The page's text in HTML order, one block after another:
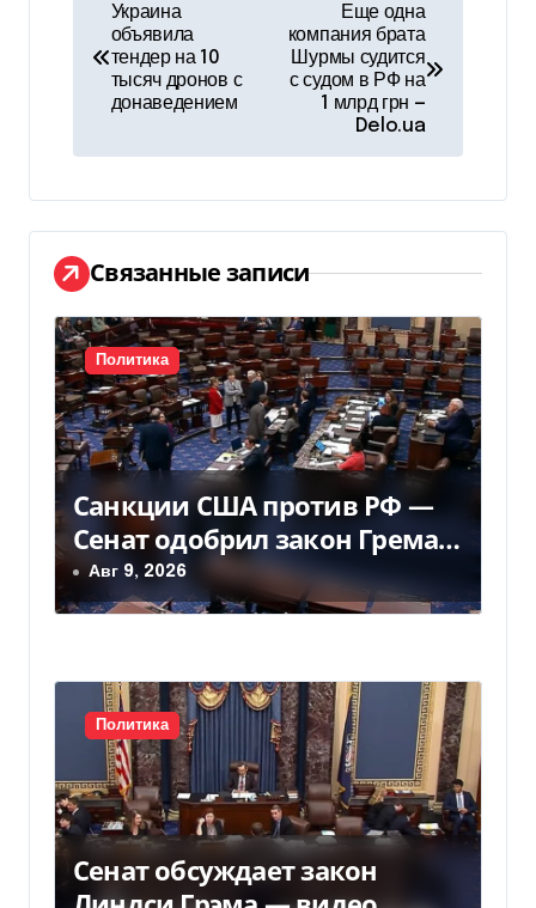
и
г
а
ц
и
я
п
о
з
а
и
с
я
м
Украина
объявила
тендер на 10
тысяч дронов с
донаведением
Еще одна
компания брата
Шурмы судится
с судом в РФ на
1 млрд грн —
Delo.ua
Связанные записи
Политика
Санкции США против РФ —
Сенат одобрил закон Грема
— Фокус
Авг 9, 2026
Политика
Сенат обсуждает закон